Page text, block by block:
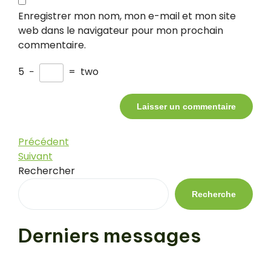
Enregistrer mon nom, mon e-mail et mon site
web dans le navigateur pour mon prochain
commentaire.
5 − = two
Navigation
de
l’article
Article
précédent
Précédent
Article
suivant
Suivant
Rechercher
Recherche
Derniers messages